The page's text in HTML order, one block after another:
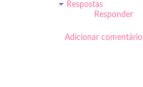
Respostas
Responder
Adicionar comentário